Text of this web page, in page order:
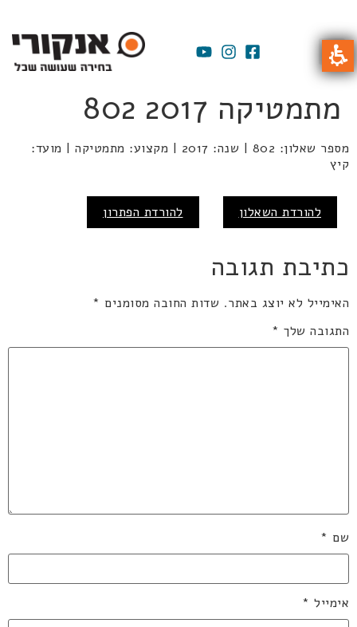
מתמטיקה 2017 802
מספר שאלון: 802 | שנה: 2017 | מקצוע: מתמטיקה | מועד:
קיץ
להורדת השאלון להורדת הפתרון
כתיבת תגובה
האימייל לא יוצג באתר. שדות החובה מסומנים *
התגובה שלך *
שם *
אימייל *